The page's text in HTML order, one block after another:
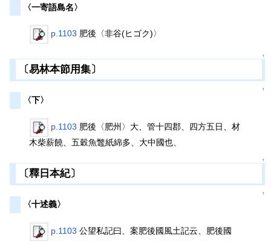
〈一寄語島名〉
p.1103 肥後〈非谷(ヒゴク)〉
↑
〔易林本節用集〕
↑
〈下〉
p.1103 肥後〈肥州〉大、管十四郡、四方五日、材
木柴薪饒、五穀魚鼈紙綿多、大中國也、
↑
〔釋日本紀〕
↑
〈十述義〉
p.1103 公望私記曰、案肥後國風土記云、肥後國